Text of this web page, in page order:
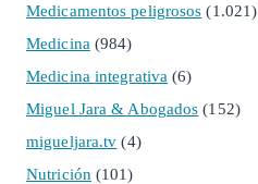
Medicamentos peligrosos (1.021)
Medicina (984)
Medicina integrativa (6)
Miguel Jara & Abogados (152)
migueljara.tv (4)
Nutrición (101)